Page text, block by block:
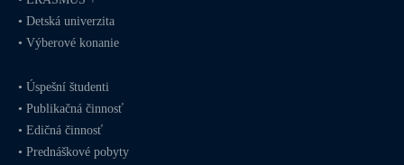
•Detská univerzita
•Výberové konanie
•Úspešní študenti
•Publikačná činnosť
•Edičná činnosť
•Prednáškové pobyty